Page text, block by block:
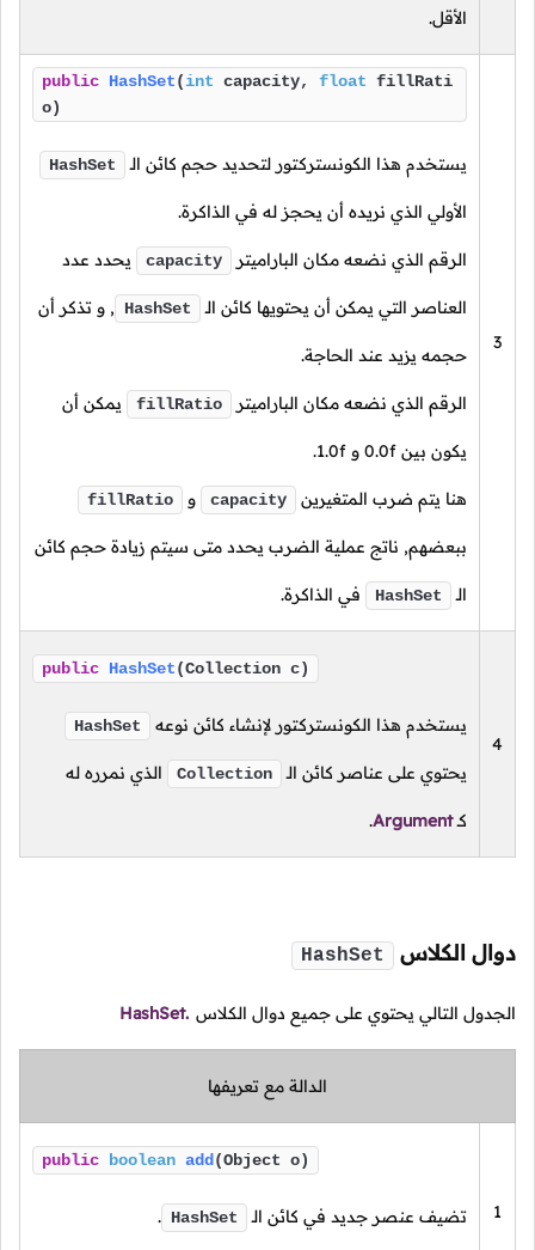
الأقل.
3
public HashSet(int capacity, float fillRati
o)
يستخدم هذا الكونستركتور لتحديد حجم كائن الـ HashSet
الأولي الذي نريده أن يحجز له في الذاكرة.
الرقم الذي نضعه مكان الباراميتر capacity يحدد عدد
العناصر التي يمكن أن يحتويها كائن الـ HashSet , و تذكر أن
حجمه يزيد عند الحاجة.
الرقم الذي نضعه مكان الباراميتر fillRatio يمكن أن
يكون بين 0.0f و 1.0f.
هنا يتم ضرب المتغيرين capacity و fillRatio
ببعضهم, ناتج عملية الضرب يحدد متى سيتم زيادة حجم كائن
الـ HashSet في الذاكرة.
4
public HashSet(Collection c)
يستخدم هذا الكونستركتور لإنشاء كائن نوعه HashSet
يحتوي على عناصر كائن الـ Collection الذي نمرره له
كـArgument
.
دوال الكلاس HashSet
الجدول التالي يحتوي على جميع دوال الكلاس HashSet.
الدالة مع تعريفها
1
public boolean add (Object o)
تضيف عنصر جديد في كائن الـ HashSet
.